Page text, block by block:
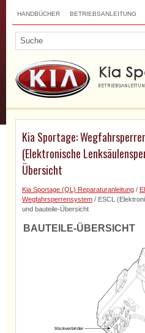
HANDBÜCHER BETRIEBSANLEITUNG
Kia Sportage:
(Elektronische
Übersicht
Kia Sportage (QL) Reparaturanleitung /
Wegfahrsperrensystem / ESCL
und bauteile-Übersicht
BAUTEILE-ÜBERSICHT